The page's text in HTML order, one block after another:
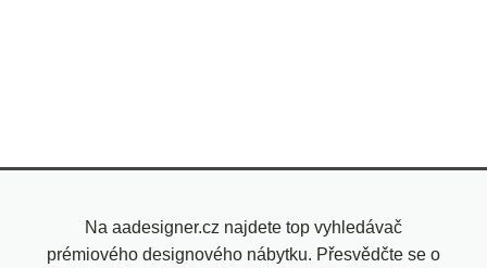
Na aadesigner.cz najdete top vyhledávač
prémiového designového nábytku. Přesvědčte se o